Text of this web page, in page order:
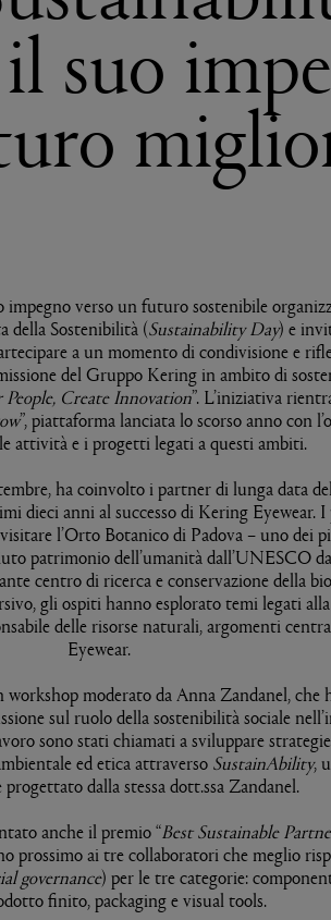
suo
verso un futuro sostenibile
della Sostenibilità (Sustainability Day) e
a un momento di condivisione e
del Gruppo Kering in ambito di
Create Innovation”. L’iniziativa
”, piattaforma lanciata lo scorso anno con
attività e i progetti legati a questi ambiti.
ha coinvolto i partner di lunga data
dieci anni al successo di Kering Eyewear.
l’Orto Botanico di Padova – uno dei
patrimonio dell’umanità dall’UNESCO
centro di ricerca e conservazione della
gli ospiti hanno esplorato temi legati
delle risorse naturali, argomenti
Eyewear.
moderato da Anna Zandanel, che
sul ruolo della sostenibilità sociale
sono stati chiamati a sviluppare
ed etica attraversoSustainAbility,
dalla stessa dott.ssa Zandanel.
anche il premio “Best Sustainable
prossimo ai tre collaboratori che meglio
governance) per le tre categorie:
finito, packaging e visual tools.